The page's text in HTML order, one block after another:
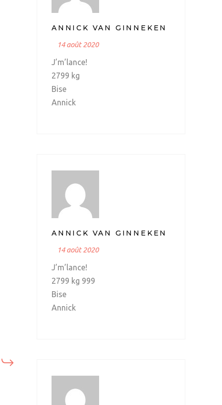
ANNICK VAN GINNEKEN
14 août 2020
J’m’lance!
2799 kg
Bise
Annick
ANNICK VAN GINNEKEN
14 août 2020
J’m’lance!
2799 kg 999
Bise
Annick